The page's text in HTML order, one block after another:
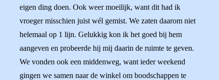
eigen ding doen. Ook weer moeilijk, want dit had ik
vroeger misschien juist wél gemist. We zaten daarom niet
helemaal op 1 lijn. Gelukkig kon ik het goed bij hem
aangeven en probeerde hij mij daarin de ruimte te geven.
We vonden ook een middenweg, want ieder weekend
gingen we samen naar de winkel om boodschappen te